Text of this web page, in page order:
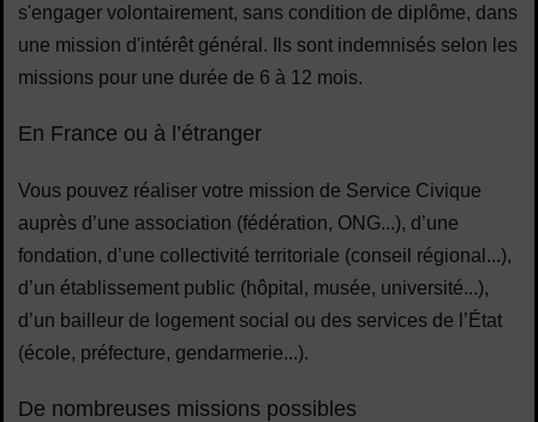
s'engager volontairement, sans condition de diplôme, dans
une mission d'intérêt général. Ils sont indemnisés selon les
missions pour une durée de 6 à 12 mois.
En France ou à l’étranger
Vous pouvez réaliser votre mission de Service Civique
auprès d’une association (fédération, ONG...), d’une
fondation, d’une collectivité territoriale (conseil régional...),
d’un établissement public (hôpital, musée, université...),
d’un bailleur de logement social ou des services de l’État
(école, préfecture, gendarmerie...).
De nombreuses missions possibles